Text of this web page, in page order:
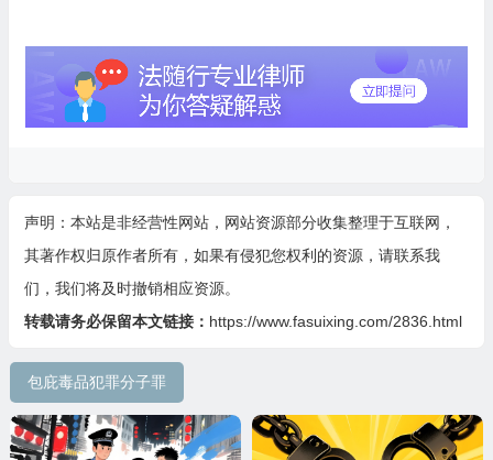
声明：本站是非经营性网站，网站资源部分收集整理于互联网，
其著作权归原作者所有，如果有侵犯您权利的资源，请联系我
们，我们将及时撤销相应资源。
转载请务必保留本文链接： https://www.fasuixing.com/2836.html
包庇毒品犯罪分子罪